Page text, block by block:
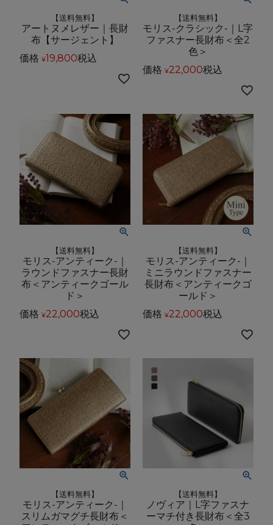
【送料無料】
アートヌメレザー｜長財
布【サージェント】
価格 ¥19,800税込
【送料無料】
モリス-クラシック-｜L字
ファスナー長財布＜全2
色＞
価格 ¥22,000税込
【送料無料】
モリス-アンティーク-｜
ラウンドファスナー長財
布＜アンティークゴール
ド＞
価格 ¥22,000税込
【送料無料】
モリス-アンティーク-｜
ミニラウンドファスナー
長財布＜アンティークゴ
ールド＞
価格 ¥22,000税込
【送料無料】
モリス-アンティーク-｜
スリムガマグチ長財布＜
【送料無料】
ノヴィア｜L字ファスナ
ーマチ付き長財布＜全3